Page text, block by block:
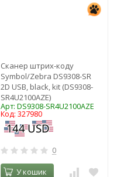
Сканер штрих-коду
Symbol/Zebra DS9308-SR
2D USB, black, kit (DS9308-
SR4U2100AZE)
Арт: DS9308-SR4U2100AZE
Код: 327980
0
У кошик